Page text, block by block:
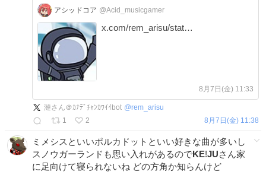
アシッドコア @Acid_musicgamer
x.com/rem_arisu/stat…
8月7日(金) 11:33
漣さん＠ｶﾅﾃﾞﾁｬﾝｶﾜｲｲbot @rem_arisu
1
2 8月7日(金) 11:38
ミメシスといいポルカドットといい好きな曲が多いし
スノウガーランドも思い入れがあるのでKE!JUさん家
に足向けて寝られないね どの方角か知らんけど